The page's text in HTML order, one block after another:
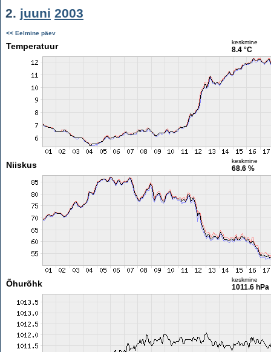
2. juuni 2003
<< Eelmine päev
Temperatuur keskmine
8.4 °C
Niiskus keskmine
68.6 %
Õhurõhk keskmine
1011.6 hPa